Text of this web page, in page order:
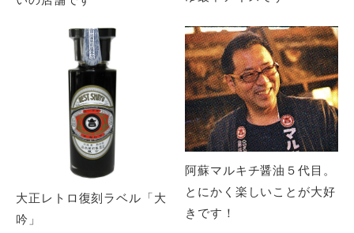
大正レトロ復刻ラベル「大
吟」
阿蘇マルキチ醤油５代目。
とにかく楽しいことが大好
きです！